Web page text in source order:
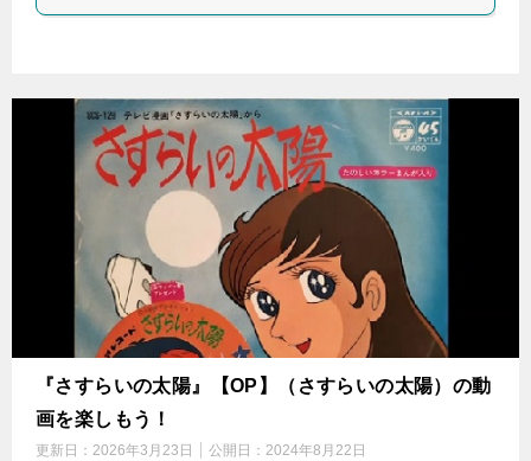
『さすらいの太陽』【OP】（さすらいの太陽）の動
画を楽しもう！
更新日： 2026年3月23日 公開日： 2024年8月22日